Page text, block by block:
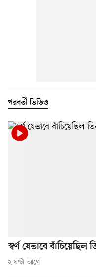
পরবর্তী ভিডিও
স্বর্ণ যেভাবে বাঁচিয়েছিল
২ ঘণ্টা আগে